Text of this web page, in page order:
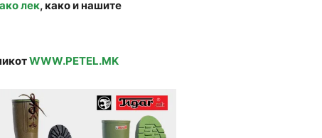
лек, како и нашите
WWW.PETEL.MK